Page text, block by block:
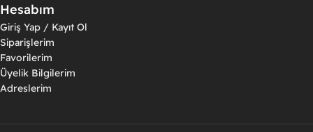
Hesabım
Giriş Yap / Kayıt Ol
Siparişlerim
Favorilerim
Üyelik Bilgilerim
Adreslerim